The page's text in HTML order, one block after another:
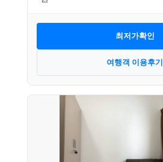
최저가확인
여행객 이용후기